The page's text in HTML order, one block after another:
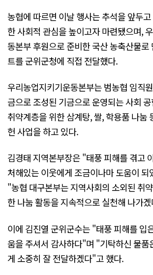
농협에 따르면 이날 행사는 추석을 앞두
한 사회적 관심을 높이고자 마련됐으며,
동본부 후원으로 준비한 국산 농축산물로
트를 군위군청에 직접 전달했다.
우리농업지키기운동본부는 범농협 임직
금으로 조성된 기금으로 운영되는 사회
취약계층을 위한 삼계탕, 쌀, 학용품 나눔
헌 사업을 하고 있다.
김경태 지역본부장은 "태풍 피해를 겪고
처해있는 이웃에게 조금이나마 도움이
"농협 대구본부는 지역사회의 소외된 취
한 나눔 활동을 지속적으로 실천해 나가
이에 김진열 군위군수는 "태풍 피해를 입
움을 주셔서 감사하다"며 "기탁하신 물품
게 소중히 잘 전달하겠다"고 했다.